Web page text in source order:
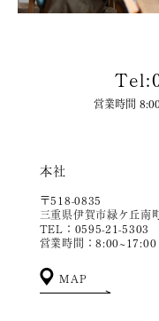
営業時間
本社
〒518-0835
三重県伊賀市緑ケ丘南
TEL：0595-21-5303
営業時間：
MAP